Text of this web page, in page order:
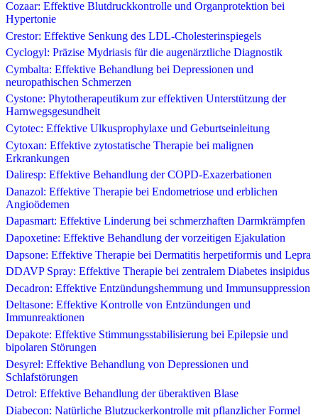
Cozaar: Effektive Blutdruckkontrolle und Organprotektion bei
Hypertonie
Crestor: Effektive Senkung des LDL-Cholesterinspiegels
Cyclogyl: Präzise Mydriasis für die augenärztliche Diagnostik
Cymbalta: Effektive Behandlung bei Depressionen und
neuropathischen Schmerzen
Cystone: Phytotherapeutikum zur effektiven Unterstützung der
Harnwegsgesundheit
Cytotec: Effektive Ulkusprophylaxe und Geburtseinleitung
Cytoxan: Effektive zytostatische Therapie bei malignen
Erkrankungen
Daliresp: Effektive Behandlung der COPD-Exazerbationen
Danazol: Effektive Therapie bei Endometriose und erblichen
Angioödemen
Dapasmart: Effektive Linderung bei schmerzhaften Darmkrämpfen
Dapoxetine: Effektive Behandlung der vorzeitigen Ejakulation
Dapsone: Effektive Therapie bei Dermatitis herpetiformis und Lepra
DDAVP Spray: Effektive Therapie bei zentralem Diabetes insipidus
Decadron: Effektive Entzündungshemmung und Immunsuppression
Deltasone: Effektive Kontrolle von Entzündungen und
Immunreaktionen
Depakote: Effektive Stimmungsstabilisierung bei Epilepsie und
bipolaren Störungen
Desyrel: Effektive Behandlung von Depressionen und
Schlafstörungen
Detrol: Effektive Behandlung der überaktiven Blase
Diabecon: Natürliche Blutzuckerkontrolle mit pflanzlicher Formel